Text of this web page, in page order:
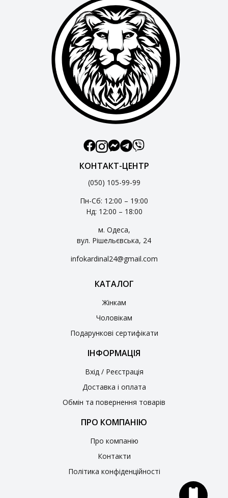
КОНТАКТ-ЦЕНТР
(050) 105-99-99
Пн-Сб: 12:00 – 19:00
Нд: 12:00 – 18:00
м. Одеса,
вул. Рішельєвська, 24
infokardinal24@gmail.com
КАТАЛОГ
Жінкам
Чоловікам
Подарункові сертифікати
ІНФОРМАЦІЯ
Вхід / Реєстрація
Доставка і оплата
Обмін та повернення товарів
ПРО КОМПАНІЮ
Про компанію
Контакти
Політика конфіденційності